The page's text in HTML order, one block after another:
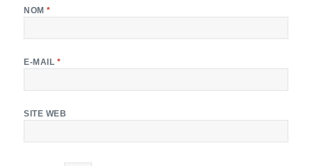
NOM*
E-MAIL *
SITE WEB